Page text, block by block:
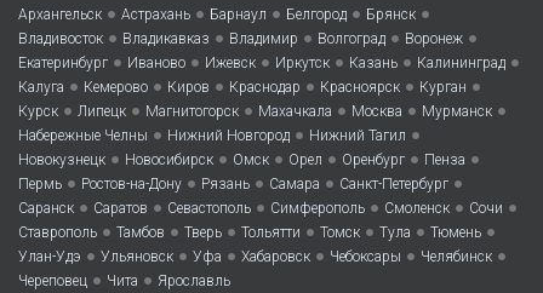
Архангельск • Астрахань • Барнаул • Белгород • Брянск •
Владивосток • Владикавказ • Владимир • Волгоград • Воронеж •
Екатеринбург • Иваново • Ижевск • Иркутск • Казань • Калининград •
Калуга • Кемерово • Киров • Краснодар • Красноярск • Курган •
Курск • Липецк • Магнитогорск • Махачкала • Москва • Мурманск •
Набережные Челны • Нижний Новгород • Нижний Тагил •
Новокузнецк • Новосибирск • Омск • Орел • Оренбург • Пенза •
Пермь • Ростов-на-Дону • Рязань • Самара • Санкт-Петербург •
Саранск • Саратов • Севастополь • Симферополь • Смоленск • Сочи •
Ставрополь • Тамбов • Тверь • Тольятти • Томск • Тула • Тюмень •
Улан-Удэ • Ульяновск • Уфа • Хабаровск • Чебоксары • Челябинск •
Череповец • Чита • Ярославль